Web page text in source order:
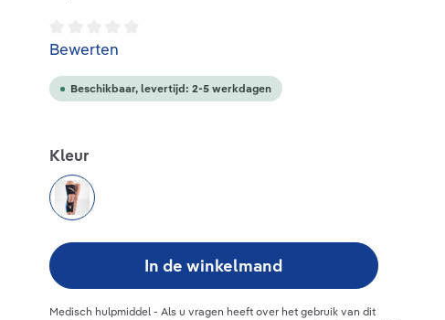
Gemiddelde waardering van 0 van 5 sterren
Bewerten
Beschikbaar, levertijd: 2-5 werkdagen
Selecteer
Kleur
black
In de winkelmand
Medisch hulpmiddel - Als u vragen heeft over het gebruik van dit